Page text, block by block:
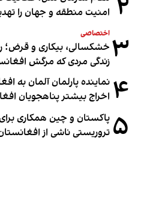
۲ امنیت منطقه و جهان را
۳ اختصاصی
خشکسالی، بیکاری و قرض؛
زندگی مردی که مرگش
۴ نماینده پارلمان آلمان به
اخراج بیشتر پناهجویان
۵ پاکستان و چین همکاری
تروریستی ناشی از